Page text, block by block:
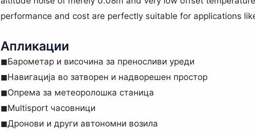
performance and cost are perfectly suitable for applications
Апликации
◼Барометар и височина за преносливи уреди
◼Навигација во затворен и надворешен простор
◼Опрема за метеоролошка станица
◼Multisport часовници
◼Дронови и други автономни возила